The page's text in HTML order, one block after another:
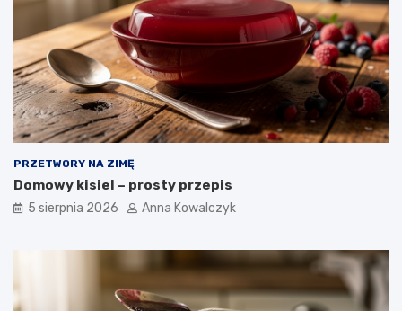
PRZETWORY NA ZIMĘ
Domowy kisiel – prosty przepis
5 sierpnia 2026 Anna Kowalczyk